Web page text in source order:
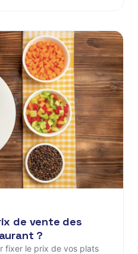
de vente des
?
fixer le prix de vos plats